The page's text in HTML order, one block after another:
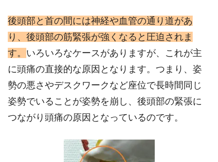
後頭部と首の間には神経や血管の通り道があ
り、後頭部の筋緊張が強くなると圧迫されま
す。 いろいろなケースがありますが、これが主
に頭痛の直接的な原因となります。つまり、姿
勢の悪さやデスクワークなど座位で長時間同じ
姿勢でいることが姿勢を崩し、後頭部の緊張に
つながり頭痛の原因となっているのです。